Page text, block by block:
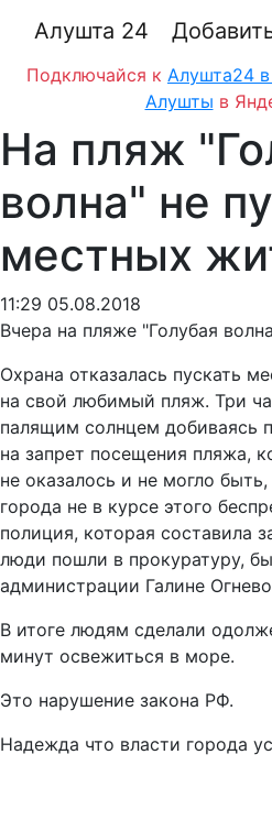
Алушта 24
Подключайся к Алушта24
Алушты в
На пляж
волна" не
местных
11:29 05.08.2018
Вчера на пляже "Голубая
Охрана отказалась пускать
на свой любимый пляж. Три
палящим солнцем добиваясь
на запрет посещения пляжа,
не оказалось и не могло
города не в курсе этого
полиция, которая составила
люди пошли в прокуратуру,
администрации Галине
В итоге людям сделали
минут освежиться в море.
Это нарушение закона РФ.
Надежда что власти города